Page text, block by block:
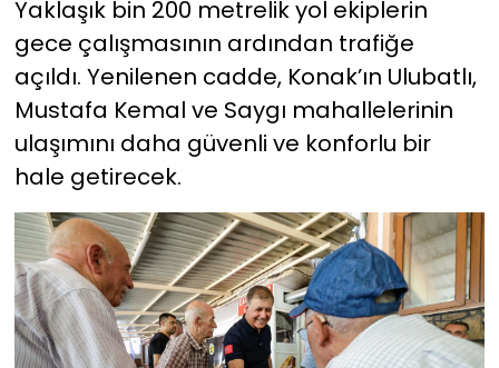
Yaklaşık bin 200 metrelik yol ekiplerin
gece çalışmasının ardından trafiğe
açıldı. Yenilenen cadde, Konak’ın Ulubatlı,
Mustafa Kemal ve Saygı mahallelerinin
ulaşımını daha güvenli ve konforlu bir
hale getirecek.